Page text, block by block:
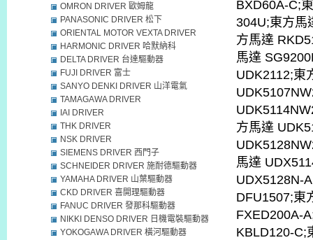
BXD60A-C;
304U;東方馬
方馬達
馬達
UDK2112;東
方馬達
馬達
UDX5128N-
DFU1507;東
FXED200A-
KBLD120-C;
OMRON DRIVER 歐姆龍
PANASONIC DRIVER 松下
ORIENTAL MOTOR VEXTA DRIVER
HARMONIC DRIVER 哈默納科
DELTA DRIVER 台達驅動器
FUJI DRIVER 富士
SANYO DENKI DRIVER 山洋電氣
TAMAGAWA DRIVER
IAI DRIVER
THK DRIVER
NSK DRIVER
SIEMENS DRIVER 西門子
SCHNEIDER DRIVER 施耐德驅動器
YAMAHA DRIVER 山葉驅動器
CKD DRIVER 喜開理驅動器
FANUC DRIVER 發那科驅動器
NIKKI DENSO DRIVER 日機電裝驅動器
YOKOGAWA DRIVER 橫河驅動器